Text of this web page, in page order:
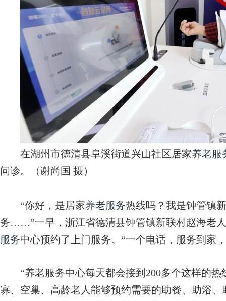
在湖州市德清县阜溪街道兴山社区居家养老服
问诊。（谢尚国 摄）
“你好，是居家养老服务热线吗？我是钟管镇
务……”一早，浙江省德清县钟管镇新联村赵海老
服务中心预约了上门服务。“一个电话，服务到家
“养老服务中心每天都会接到200多个这样的热
寡、空巢、高龄老人能够预约需要的助餐、助浴